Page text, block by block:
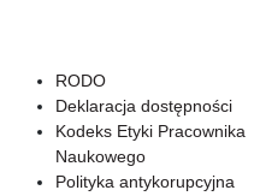
RODO
Deklaracja dostępności
Kodeks Etyki Pracownika
Naukowego
Polityka antykorupcyjna